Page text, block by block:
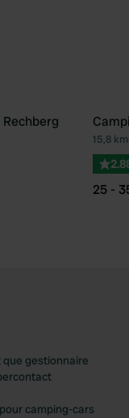
Préféré15,8 km
25 -
gestionnaire
camping-cars